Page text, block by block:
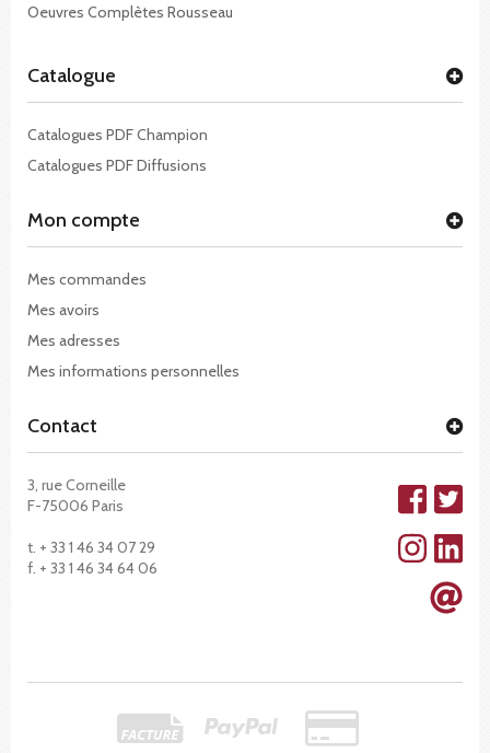
Oeuvres Complètes Rousseau
Catalogue
Catalogues PDF Champion
Catalogues PDF Diffusions
Mon compte
Mes commandes
Mes avoirs
Mes adresses
Mes informations personnelles
Contact
3, rue Corneille
F-75006 Paris
t. + 33 1 46 34 07 29
f. + 33 1 46 34 64 06